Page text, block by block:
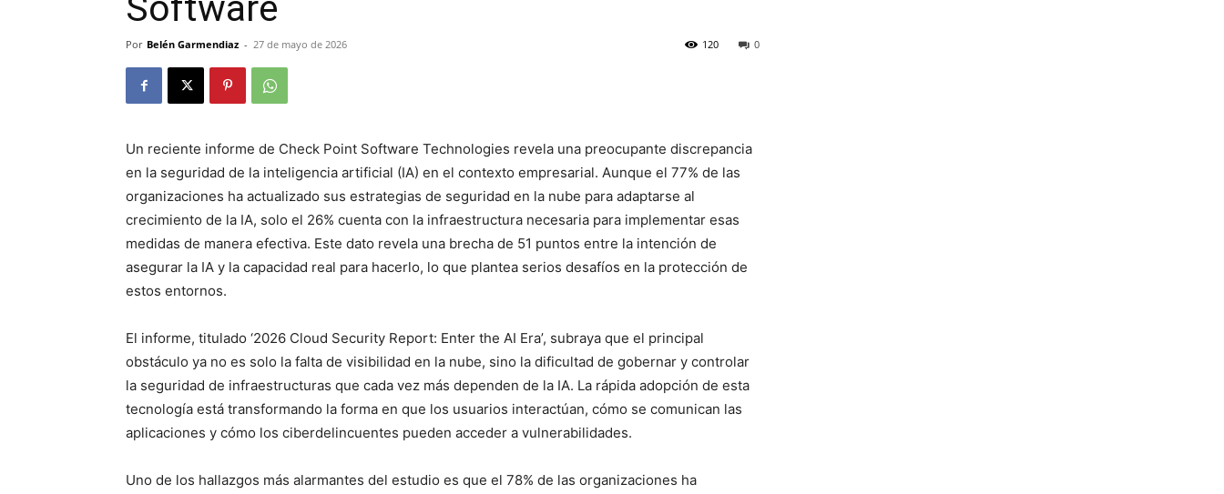
Por Belén Garmendiaz - 27 de mayo de 2026 0
120
Un reciente informe de Check Point Software Technologies revela una preocupante discrepancia
en la seguridad de la inteligencia artificial (IA) en el contexto empresarial. Aunque el 77% de las
organizaciones ha actualizado sus estrategias de seguridad en la nube para adaptarse al
crecimiento de la IA, solo el 26% cuenta con la infraestructura necesaria para implementar esas
medidas de manera efectiva. Este dato revela una brecha de 51 puntos entre la intención de
asegurar la IA y la capacidad real para hacerlo, lo que plantea serios desafíos en la protección de
estos entornos.
El informe, titulado ‘2026 Cloud Security Report: Enter the AI Era’, subraya que el principal
obstáculo ya no es solo la falta de visibilidad en la nube, sino la dificultad de gobernar y controlar
la seguridad de infraestructuras que cada vez más dependen de la IA. La rápida adopción de esta
tecnología está transformando la forma en que los usuarios interactúan, cómo se comunican las
aplicaciones y cómo los ciberdelincuentes pueden acceder a vulnerabilidades.
Uno de los hallazgos más alarmantes del estudio es que el 78% de las organizaciones ha